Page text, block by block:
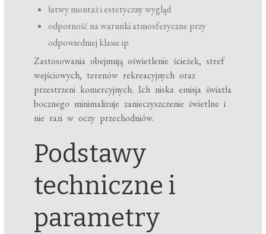
łatwy montaż i estetyczny wygląd
odporność na warunki atmosferyczne przy
odpowiedniej klasie ip
Zastosowania obejmują oświetlenie ścieżek, stref
wejściowych, terenów rekreacyjnych oraz
przestrzeni komercyjnych. Ich niska emisja światła
bocznego minimalizuje zanieczyszczenie świetlne i
nie razi w oczy przechodniów.
Podstawy
techniczne i
parametry